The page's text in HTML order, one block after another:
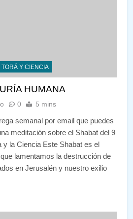
TORÁ Y CIENCIA
HUMANA
0 5 mins
semanal por email que puedes
meditación sobre el Shabat del 9
y la Ciencia Este Shabat es el
lamentamos la destrucción de
en Jerusalén y nuestro exilio